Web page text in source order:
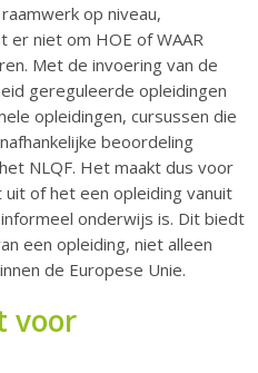
op niveau,
er niet om HOE of WAAR
Met de invoering van de
gereguleerde opleidingen
opleidingen, cursussen die
beoordeling
NLQF. Het maakt dus voor
of het een opleiding vanuit
onderwijs is. Dit biedt
een opleiding, niet alleen
de Europese Unie.
voor